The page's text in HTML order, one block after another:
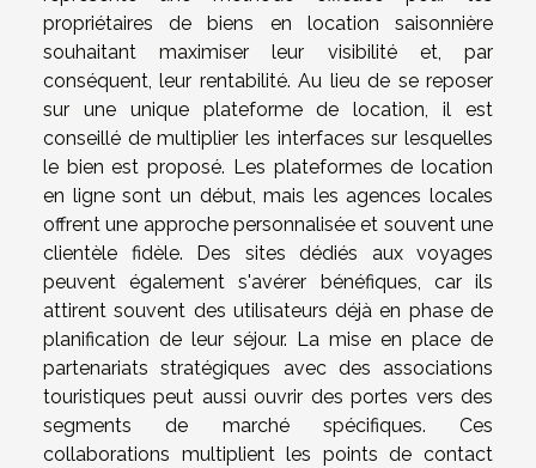
propriétaires de biens en location saisonnière
souhaitant maximiser leur visibilité et, par
conséquent, leur rentabilité. Au lieu de se reposer
sur une unique plateforme de location, il est
conseillé de multiplier les interfaces sur lesquelles
le bien est proposé. Les plateformes de location
en ligne sont un début, mais les agences locales
offrent une approche personnalisée et souvent une
clientèle fidèle. Des sites dédiés aux voyages
peuvent également s'avérer bénéfiques, car ils
attirent souvent des utilisateurs déjà en phase de
planification de leur séjour. La mise en place de
partenariats stratégiques avec des associations
touristiques peut aussi ouvrir des portes vers des
segments de marché spécifiques. Ces
collaborations multiplient les points de contact